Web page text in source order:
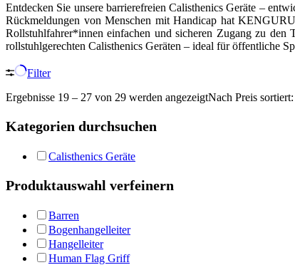
Entdecken Sie unsere barrierefreien Calisthenics Geräte –
Rückmeldungen von Menschen mit Handicap hat
Rollstuhlfahrer*innen einfachen und sicheren Zugang zu den
rollstuhlgerechten Calisthenics Geräten – ideal für öffentliche
Filter
Ergebnisse 19 – 27 von 29 werden angezeigtNach Preis
Kategorien durchsuchen
Calisthenics Geräte
Produktauswahl verfeinern
Barren
Bogenhangelleiter
Hangelleiter
Human Flag Griff